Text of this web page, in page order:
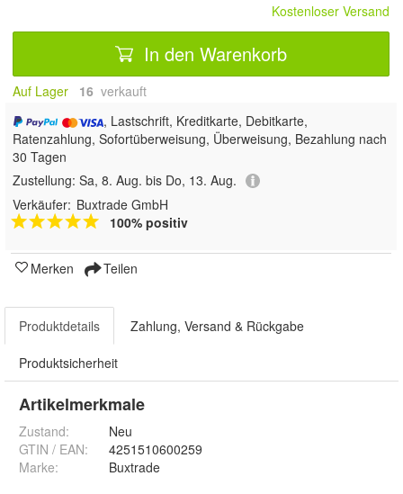
Kostenloser Versand
In den Warenkorb
Auf Lager 16 verkauft
, Lastschrift, Kreditkarte, Debitkarte,
Ratenzahlung, Sofortüberweisung, Überweisung, Bezahlung nach
30 Tagen
Zustellung: Sa, 8. Aug. bis Do, 13. Aug.
Verkäufer: Buxtrade GmbH
100% positiv
Merken Teilen
Produktdetails Zahlung, Versand & Rückgabe
Produktsicherheit
Artikelmerkmale
Zustand:
Neu
GTIN / EAN:
4251510600259
Marke:
Buxtrade